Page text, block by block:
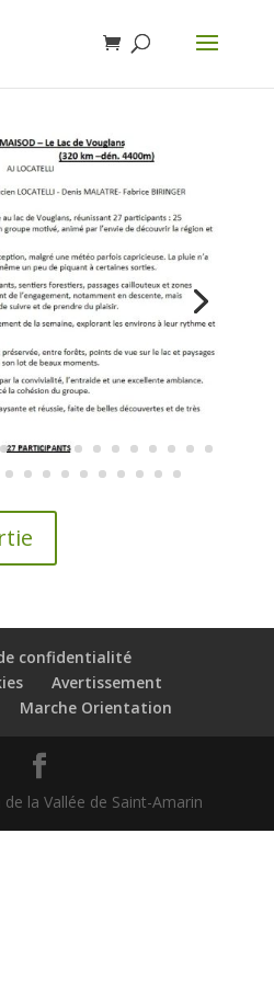
confidentialité
Avertissement
Marche Orientation
la Vallée de Saint-Amarin